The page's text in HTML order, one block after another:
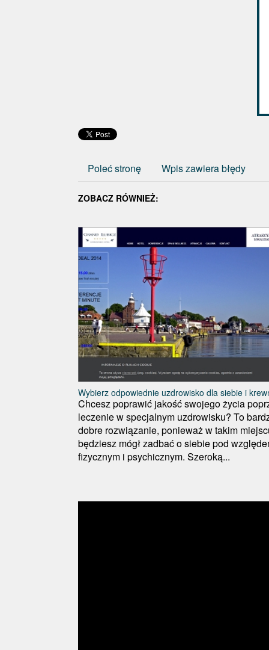
Poleć stronę Wpis zawiera błędy
ZOBACZ RÓWNIEŻ:
Wybierz odpowiednie uzdrowisko dla siebie i
Chcesz poprawić jakość swojego życia
leczenie w specjalnym uzdrowisku? To
dobre rozwiązanie, ponieważ w takim
będziesz mógł zadbać o siebie pod
fizycznym i psychicznym. Szeroką...